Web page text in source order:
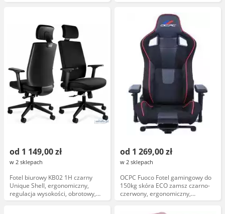
od 1 149,00 zł
w 2 sklepach
Fotel biurowy KB02 1H czarny
Unique Shell, ergonomiczny,
regulacja wysokości, obrotowy,
piankowe siedzisko, czarna
od 1 269,00 zł
w 2 sklepach
OCPC Fuoco Fotel gamingowy do
150kg skóra ECO zamsz czarno-
czerwony, ergonomiczny,
regulowany, obrotowy